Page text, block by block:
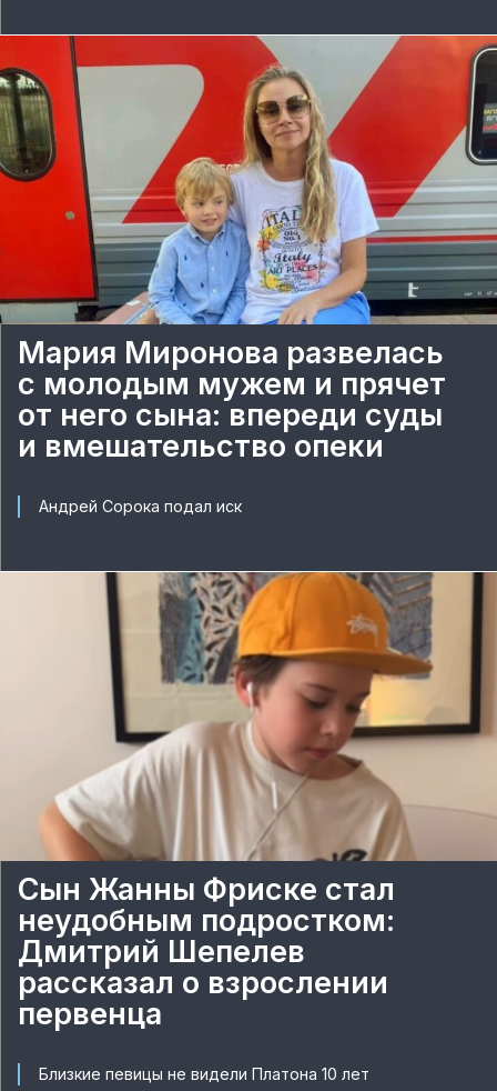
Мария Миронова развелась
с молодым мужем и прячет
от него сына: впереди суды
и вмешательство опеки
Андрей Сорока подал иск
Сын Жанны Фриске стал
неудобным подростком:
Дмитрий Шепелев
рассказал о взрослении
первенца
Близкие певицы не видели Платона 10 лет